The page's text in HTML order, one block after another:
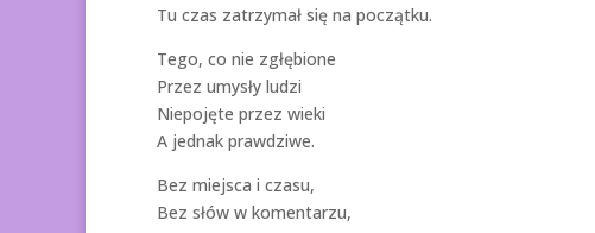
Tu czas zatrzymał się na początku.
Tego, co nie zgłębione
Przez umysły ludzi
Niepojęte przez wieki
A jednak prawdziwe.
Bez miejsca i czasu,
Bez słów w komentarzu,